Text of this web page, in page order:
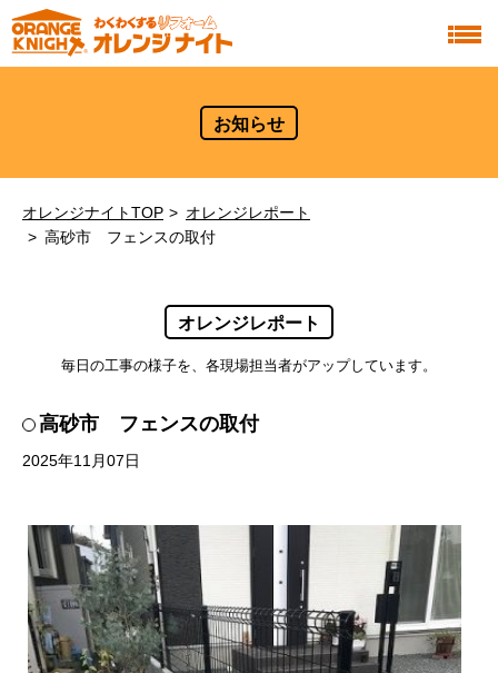
お知らせ
オレンジナイトTOP
オレンジレポート
高砂市 フェンスの取付
オレンジレポート
毎日の工事の様子を、各現場担当者がアップしています。
高砂市 フェンスの取付
2025年11月07日